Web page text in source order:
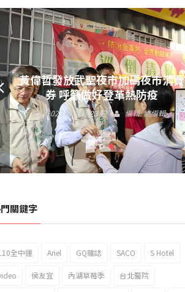
黃偉哲發放武聖夜市加碼夜市消費
券 呼籲做好登革熱防疫
2023 年 9 月 23 日 編輯:總編輯
關鍵字
全中運 Ariel GQ雜誌 SACO S Hotel
侯友宜 內湖草莓季 台北醫院